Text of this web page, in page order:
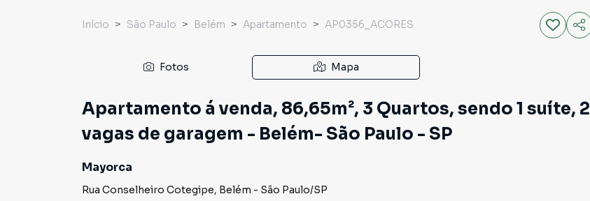
Início São Paulo Belém Apartamento AP0356_ACORES
Fotos Mapa
Apartamento á venda, 86,65m², 3 Quartos, sendo 1 suíte, 2
vagas de garagem - Belém- São Paulo - SP
Mayorca
Rua Conselheiro Cotegipe, Belém - São Paulo/SP